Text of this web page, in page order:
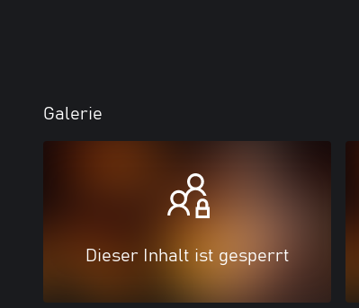
Galerie
Dieser Inhalt ist gesperrt